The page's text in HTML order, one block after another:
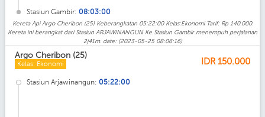
Stasiun Gambir: 08:03:00
Kereta Api Argo Cheribon (25) Keberangkatan 05:22:00 Kelas:Ekonomi Tarif: Rp 140.000.
Kereta ini berangkat dari Stasiun ARJAWINANGUN Ke Stasiun Gambir menempuh perjalanan
2j41m. date: (2023-05-25 08:06:16)
Argo Cheribon (25)
Kelas: Ekonomi IDR 150.000
Stasiun Arjawinangun: 05:22:00